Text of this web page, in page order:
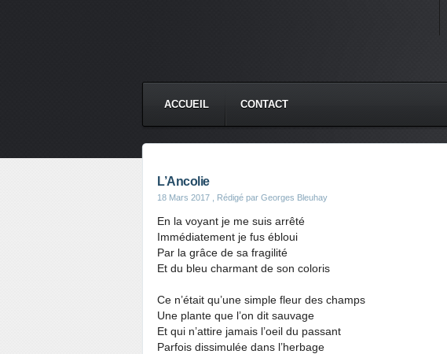
ACCUEIL CONTACT
L’Ancolie
18 Mars 2017 , Rédigé par Georges Bleuhay
En la voyant je me suis arrêté
Immédiatement je fus ébloui
Par la grâce de sa fragilité
Et du bleu charmant de son coloris
Ce n’était qu’une simple fleur des champs
Une plante que l’on dit sauvage
Et qui n’attire jamais l’oeil du passant
Parfois dissimulée dans l’herbage